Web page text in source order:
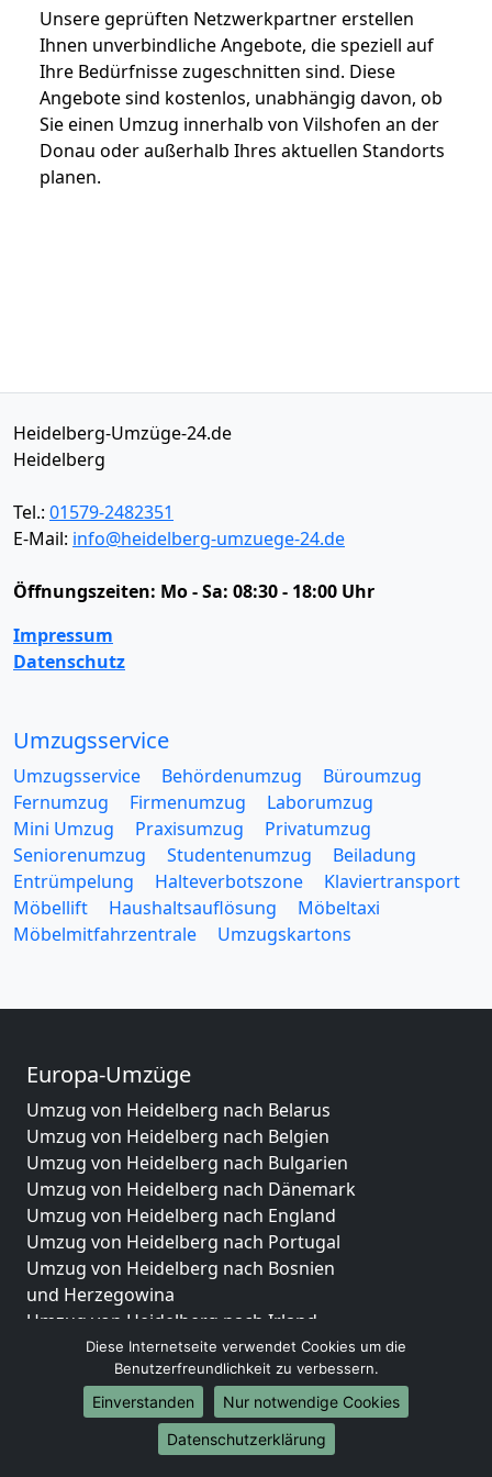
Unsere geprüften Netzwerkpartner erstellen
Ihnen unverbindliche Angebote, die speziell auf
Ihre Bedürfnisse zugeschnitten sind. Diese
Angebote sind kostenlos, unabhängig davon, ob
Sie einen Umzug innerhalb von Vilshofen an der
Donau oder außerhalb Ihres aktuellen Standorts
planen.
Heidelberg-Umzüge-24.de
Heidelberg
Tel.: 01579-2482351
E-Mail: info@heidelberg-umzuege-24.de
Öffnungszeiten: Mo - Sa: 08:30 - 18:00 Uhr
Impressum
Datenschutz
Umzugsservice
Umzugsservice Behördenumzug
Büroumzug
Fernumzug
Firmenumzug
Laborumzug
Mini Umzug
Praxisumzug
Privatumzug
Seniorenumzug
Studentenumzug
Beiladung
Entrümpelung
Halteverbotszone
Klaviertransport
Möbellift
Haushaltsauflösung
Möbeltaxi
Möbelmitfahrzentrale
Umzugskartons
Europa-Umzüge
Umzug von Heidelberg nach Belarus
Umzug von Heidelberg nach Belgien
Umzug von Heidelberg nach Bulgarien
Umzug von Heidelberg nach Dänemark
Umzug von Heidelberg nach England
Umzug von Heidelberg nach Portugal
Umzug von Heidelberg nach Bosnien
und Herzegowina
Umzug von Heidelberg nach Irland
Umzug von Heidelberg nach Lettland
Umzug von Heidelberg nach Zypern
Umzug von Heidelberg nach Kroatien
Umzug von Heidelberg nach Estland
Umzug von Heidelberg nach Finnland
Diese Internetseite verwendet Cookies um die
Benutzerfreundlichkeit zu verbessern.
Einverstanden
Nur notwendige Cookies
Datenschutzerklärung